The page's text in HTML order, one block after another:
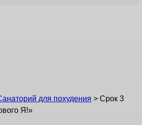
для похудения > Срок 3
Я!»